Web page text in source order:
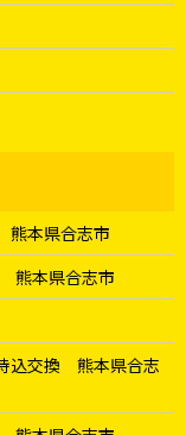
本県合志市
熊本県合志市
込交換 熊本県合志